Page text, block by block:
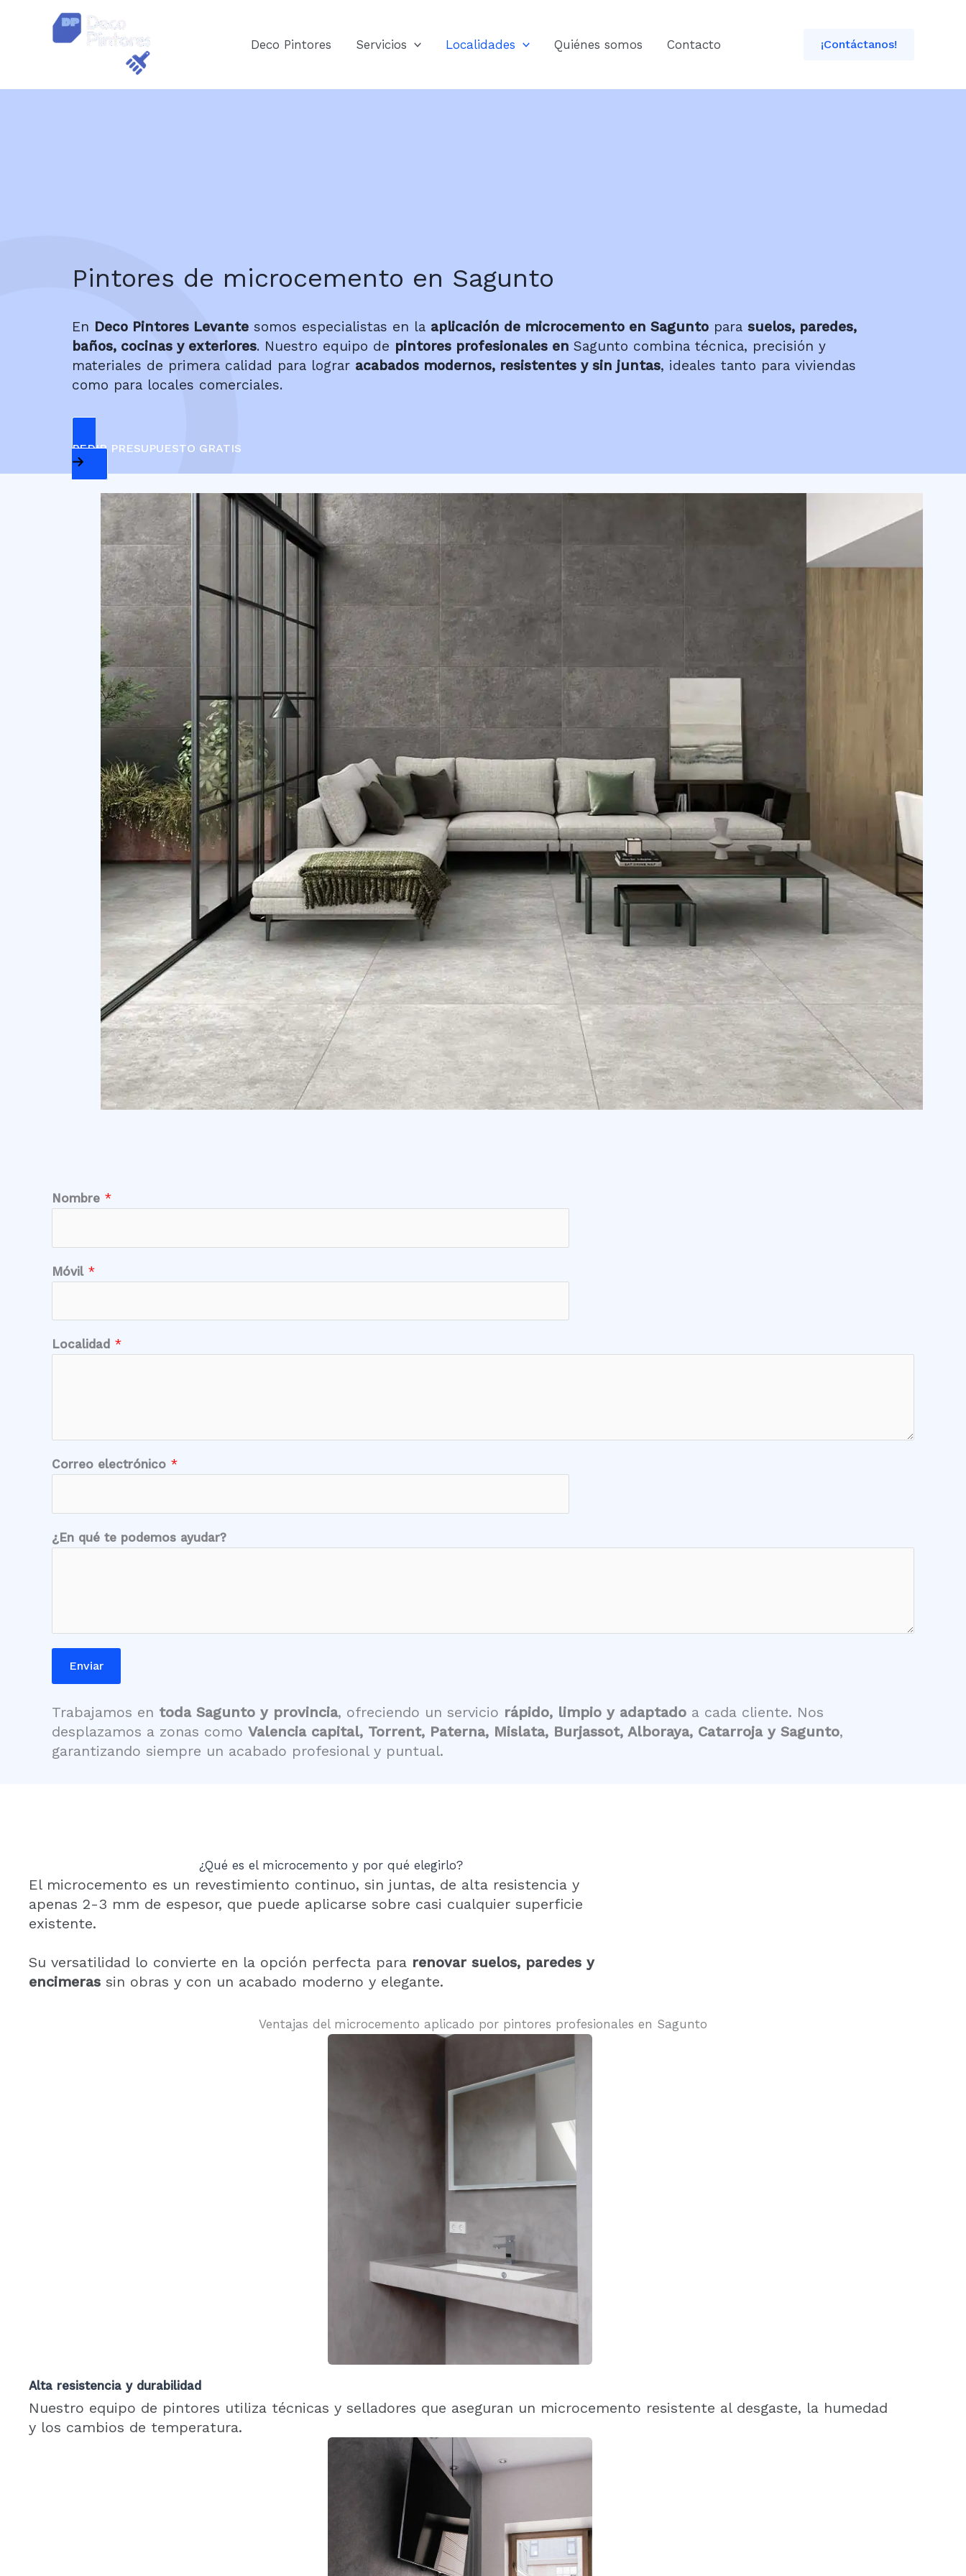
contenido
Deco Pintores Servicios Localidades Quiénes somos Contacto ¡Contáctanos!
Pintores de microcemento en Sagunto
En Deco Pintores Levante somos especialistas en la aplicación de microcemento en Sagunto para suelos, paredes,
baños, cocinas y exteriores. Nuestro equipo de pintores profesionales en Sagunto combina técnica, precisión y
materiales de primera calidad para lograr acabados modernos, resistentes y sin juntas, ideales tanto para viviendas
como para locales comerciales.
PEDIR PRESUPUESTO GRATIS
Nombre *
Móvil *
Localidad *
*
*
l
e
n
i
Correo electrónico *
¿En qué te podemos ayudar?
Enviar
Trabajamos en toda Sagunto y provincia, ofreciendo un servicio rápido, limpio y adaptado a cada cliente. Nos
desplazamos a zonas como Valencia capital, Torrent, Paterna, Mislata, Burjassot, Alboraya, Catarroja y Sagunto,
garantizando siempre un acabado profesional y puntual.
¿Qué es el microcemento y por qué elegirlo?
El microcemento es un revestimiento continuo, sin juntas, de alta resistencia y
apenas 2-3 mm de espesor, que puede aplicarse sobre casi cualquier superficie
existente.
Su versatilidad lo convierte en la opción perfecta para renovar suelos, paredes y
encimeras sin obras y con un acabado moderno y elegante.
Ventajas del microcemento aplicado por pintores profesionales en Sagunto
Alta resistencia y durabilidad
Nuestro equipo de pintores utiliza técnicas y selladores que aseguran un microcemento resistente al desgaste, la humedad
y los cambios de temperatura.